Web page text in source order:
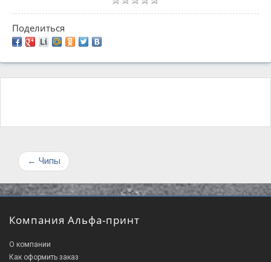
Поделиться
← Чипы
Компания Альфа-принт
О компании
Как оформить заказ